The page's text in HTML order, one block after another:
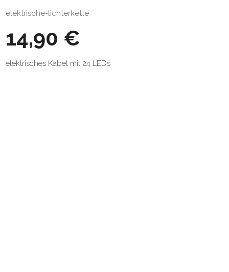
elektrische-lichterkette
14,90 €
elektrisches Kabel mit 24 LEDs